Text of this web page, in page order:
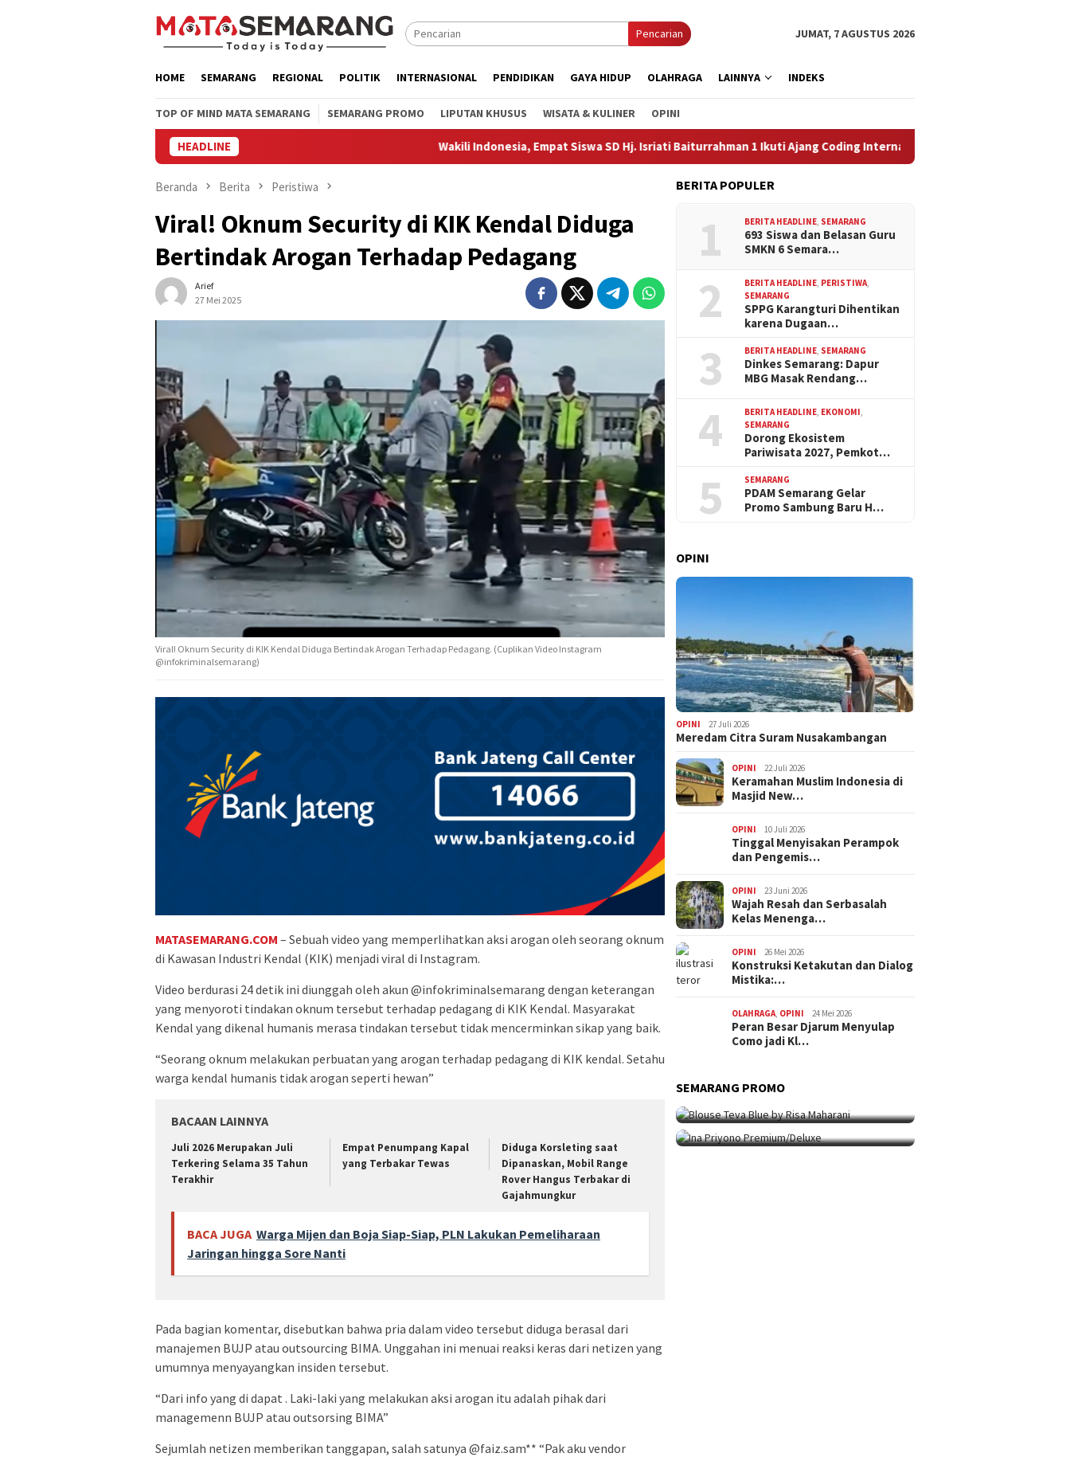
Pencarian JUMAT, 7 AGUSTUS 2026
HOME SEMARANG REGIONAL POLITIK INTERNASIONAL PENDIDIKAN GAYA HIDUP OLAHRAGA LAINNYA INDEKS
TOP OF MIND MATA SEMARANG SEMARANG PROMO LIPUTAN KHUSUS WISATA & KULINER OPINI
HEADLINE Wakili Indonesia, Empat Siswa SD Hj. Isriati Baiturrahman 1 Ikuti Ajang Coding Internasional
Beranda Berita Peristiwa
Viral! Oknum Security di KIK Kendal Diduga
Bertindak Arogan Terhadap Pedagang
Arief
27 Mei 2025
Viral! Oknum Security di KIK Kendal Diduga Bertindak Arogan Terhadap Pedagang. (Cuplikan Video Instagram
@infokriminalsemarang)
MATASEMARANG.COM – Sebuah video yang memperlihatkan aksi arogan oleh seorang oknum
di Kawasan Industri Kendal (KIK) menjadi viral di Instagram.
Video berdurasi 24 detik ini diunggah oleh akun @infokriminalsemarang dengan keterangan
yang menyoroti tindakan oknum tersebut terhadap pedagang di KIK Kendal. Masyarakat
Kendal yang dikenal humanis merasa tindakan tersebut tidak mencerminkan sikap yang baik.
“Seorang oknum melakukan perbuatan yang arogan terhadap pedagang di KIK kendal. Setahu
warga kendal humanis tidak arogan seperti hewan”
BACAAN LAINNYA
Juli 2026 Merupakan Juli
Terkering Selama 35 Tahun
Terakhir
Empat Penumpang Kapal
yang Terbakar Tewas
Diduga Korsleting saat
Dipanaskan, Mobil Range
Rover Hangus Terbakar di
Gajahmungkur
BACA JUGA Warga Mijen dan Boja Siap-Siap, PLN Lakukan Pemeliharaan
Jaringan hingga Sore Nanti
Pada bagian komentar, disebutkan bahwa pria dalam video tersebut diduga berasal dari
manajemen BUJP atau outsourcing BIMA. Unggahan ini menuai reaksi keras dari netizen yang
umumnya menyayangkan insiden tersebut.
“Dari info yang di dapat . Laki-laki yang melakukan aksi arogan itu adalah pihak dari
managemenn BUJP atau outsorsing BIMA”
Sejumlah netizen memberikan tanggapan, salah satunya @faiz.sam** “Pak aku vendor
BERITA POPULER
1 BERITA HEADLINE, SEMARANG
693 Siswa dan Belasan Guru
SMKN 6 Semara…
2 BERITA HEADLINE, PERISTIWA,
SEMARANG
SPPG Karangturi Dihentikan
karena Dugaan…
3 BERITA HEADLINE, SEMARANG
Dinkes Semarang: Dapur
MBG Masak Rendang…
4 BERITA HEADLINE, EKONOMI,
SEMARANG
Dorong Ekosistem
Pariwisata 2027, Pemkot…
5 SEMARANG
PDAM Semarang Gelar
Promo Sambung Baru H…
OPINI
OPINI 27 Juli 2026
Meredam Citra Suram Nusakambangan
OPINI 22 Juli 2026
Keramahan Muslim Indonesia di
Masjid New…
OPINI 10 Juli 2026
Tinggal Menyisakan Perampok
dan Pengemis…
OPINI 23 Juni 2026
Wajah Resah dan Serbasalah
Kelas Menenga…
OPINI 26 Mei 2026
Konstruksi Ketakutan dan Dialog
Mistika:…
OLAHRAGA OPINI 24 Mei 2026
Peran Besar Djarum Menyulap
Como jadi Kl…
SEMARANG PROMO
Seni Berpakaian 24 Jam Bersama Risa
SEMARANG PROMO
Intip Koleksi Ina Priyono, Jenama
Fesyen…